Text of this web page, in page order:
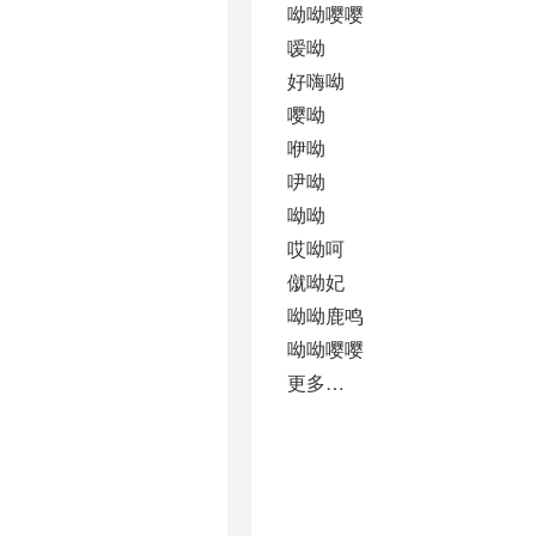
呦呦嘤嘤
嗳呦
好嗨呦
嘤呦
咿呦
吚呦
呦呦
哎呦呵
僦呦妃
呦呦鹿鸣
呦呦嘤嘤
更多…